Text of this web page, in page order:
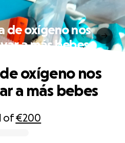
de oxígeno nos
a más bebes
of€200
oxígeno nos
a más bebes